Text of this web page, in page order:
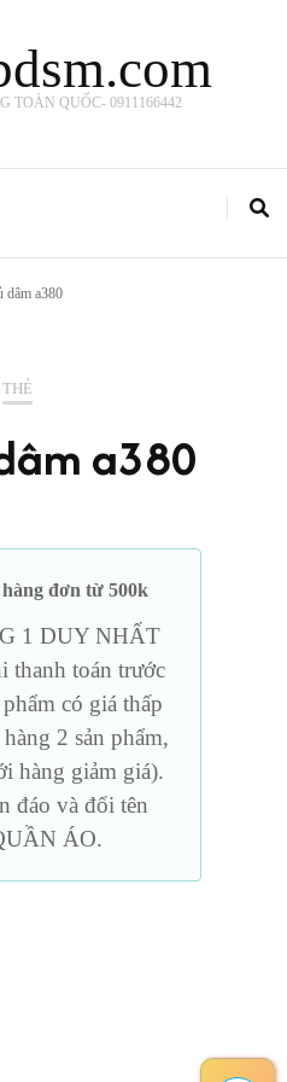
TOÀN QUỐC- 0911166442
dâm a380
THẺ
a380
đơn từ 500k
1 DUY NHẤT
thanh toán trước
có giá thấp
2 sản phẩm,
hàng giảm giá).
đáo và đổi tên
ÁO.